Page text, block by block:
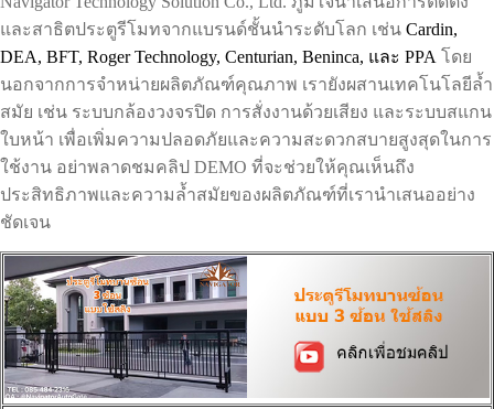
และสาธิตประตูรีโมทจากแบรนด์ชั้นนำระดับโลก เช่น Cardin,
DEA, BFT, Roger Technology, Centurian, Beninca, และ PPA โดย
นอกจากการจำหน่ายผลิตภัณฑ์คุณภาพ เรายังผสานเทคโนโลยีล้ำ
สมัย เช่น ระบบกล้องวงจรปิด การสั่งงานด้วยเสียง และระบบสแกน
ใบหน้า เพื่อเพิ่มความปลอดภัยและความสะดวกสบายสูงสุดในการ
ใช้งาน อย่าพลาดชมคลิป DEMO ที่จะช่วยให้คุณเห็นถึง
ประสิทธิภาพและความล้ำสมัยของผลิตภัณฑ์ที่เรานำเสนออย่าง
ชัดเจน